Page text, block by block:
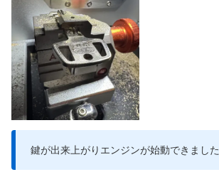
鍵が出来上がりエンジンが始動できました